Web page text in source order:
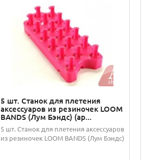
5 шт. Станок для плетения
аксессуаров из резиночек LOOM
BANDS (Лум Бэндс) (ар...
5 шт. Станок для плетения аксессуаров
из резиночек LOOM BANDS (Лум Бэндс)